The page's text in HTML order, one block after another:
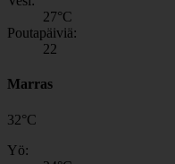
27°C
Poutapäiviä:
22
Marras
32°C
Yö: